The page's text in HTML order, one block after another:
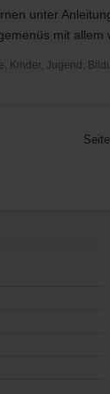
unter
mit allem
Kinder, Jugend,